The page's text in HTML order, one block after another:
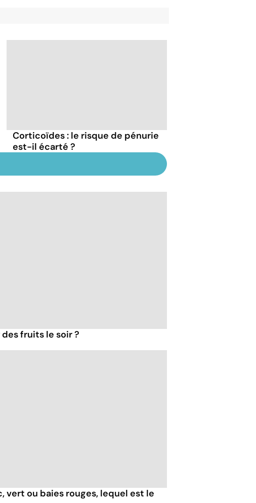
Corticoïdes : le risque de pénurie
est-il écarté ?
fruits le soir ?
vert ou baies rouges, lequel est le